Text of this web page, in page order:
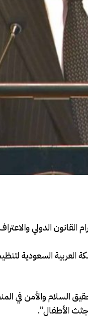
الدولي
العربية السعودية
السلام والأمن في
الأطفال”.